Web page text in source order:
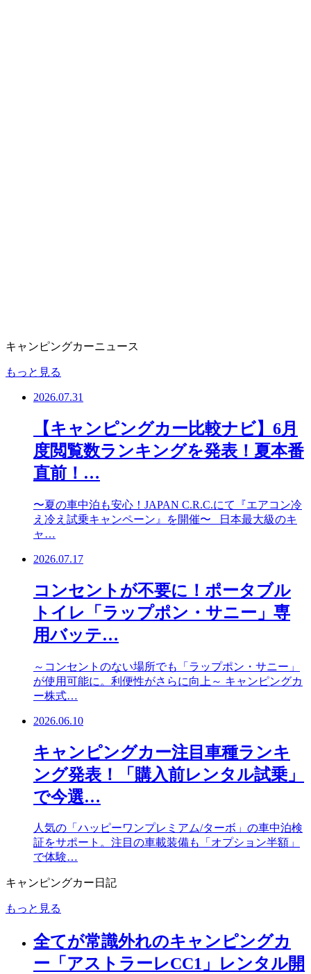
キャンピングカーニュース
もっと見る
2026.07.31
【キャンピングカー比較ナビ】6月
度閲覧数ランキングを発表！夏本番
直前！…
〜夏の車中泊も安心！JAPAN C.R.C.にて『エアコン冷
え冷え試乗キャンペーン』を開催〜 日本最大級のキ
ャ…
2026.07.17
コンセントが不要に！ポータブル
トイレ「ラップポン・サニー」専
用バッテ…
～コンセントのない場所でも「ラップポン・サニー」
が使用可能に。利便性がさらに向上～ キャンピングカ
ー株式…
2026.06.10
キャンピングカー注目車種ランキ
ング発表！「購入前レンタル試乗」
で今選…
人気の「ハッピーワンプレミアム/ターボ」の車中泊検
証をサポート。注目の車載装備も「オプション半額」
で体験…
キャンピングカー日記
もっと見る
全てが常識外れのキャンピングカ
ー「アストラーレCC1」レンタル開